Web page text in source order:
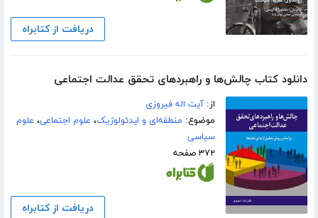
دریافت از کتابراه
دانلود کتاب چالش‌ها و راهبردهای تحقق عدالت اجتماعی
از:آیت اله فیروزی
موضوع: منطقه‌ای و ایدئولوژیک، علوم اجتماعی، علوم
سیاسی
۳۷۲ صفحه
دریافت از کتابراه